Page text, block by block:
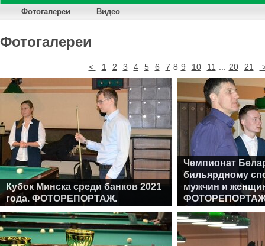
Фотогалереи Видео
Фотогалереи
< 1 2 3 4 5 6 7 8 9 10 11 20 21
Кубок Минска среди банков 2021
года. ФОТОРЕПОРТАЖ.
Чемпионат
бильярдному
мужчин и